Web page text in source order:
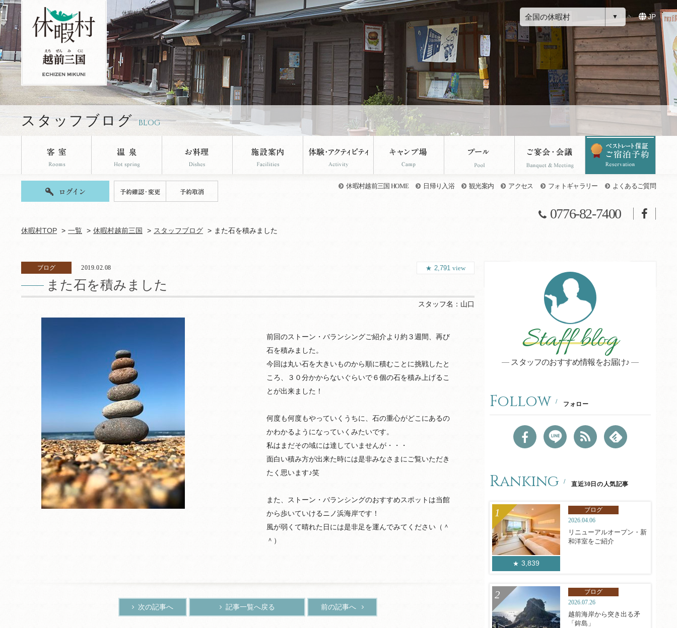
休暇村越前三国のブログページです。 全国の休暇村 JP
スタッフブログ BLOG
休暇村越前三国 HOME 日帰り入浴 観光案内 アクセス フォトギャラリー よくあるご質問
0776-82-7400
休暇村TOP 一覧 休暇村越前三国 スタッフブログ また石を積みました
ブログ 2019.02.08
また石を積みました
2,791 view
スタッフ名： 山口
前回のストーン・バランシングご紹介より約３週間、再び
石を積みました。
今回は丸い石を大きいものから順に積むことに挑戦したと
ころ、３０分かからないぐらいで６個の石を積み上げるこ
とが出来ました！
何度も何度もやっていくうちに、石の重心がどこにあるの
かわかるようになっていくみたいです。
私はまだその域には達していませんが・・・
面白い積み方が出来た時には是非みなさまにご覧いただき
たく思います♪笑
また、ストーン・バランシングのおすすめスポットは当館
から歩いていけるニノ浜海岸です！
風が弱くて晴れた日には是非足を運んでみてください（＾
＾）
次の記事へ 記事一覧へ戻る 前の記事へ
Staff blog
スタッフのおすすめ情報をお届け♪
Follow フォロー
Ranking 直近30日の人気記事
3,839
ブログ
2026.04.06
リニューアルオープン・新
和洋室をご紹介
ブログ
2026.07.26
越前海岸から突き出る矛
「鉾島」